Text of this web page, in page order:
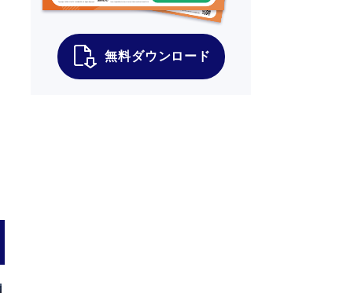
無料ダウンロード